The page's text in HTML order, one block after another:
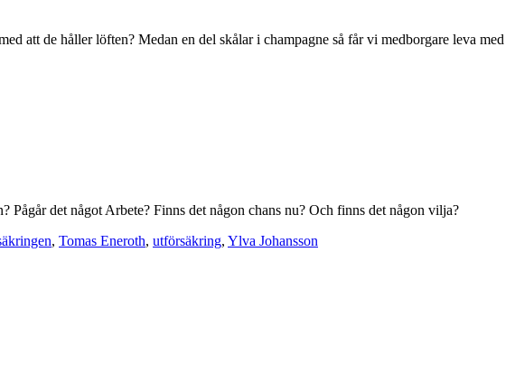
att de håller löften? Medan en del skålar i champagne så får vi medborgare leva med
det något Arbete? Finns det någon chans nu? Och finns det någon vilja?
, Tomas Eneroth, utförsäkring, Ylva Johansson